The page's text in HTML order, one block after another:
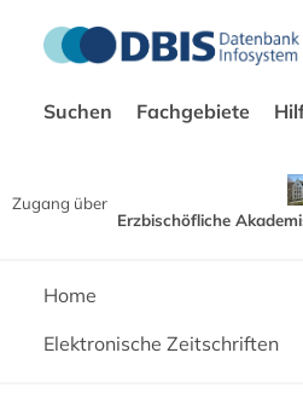
Suchen Fachgebiete
Zugang über
Erzbischöfliche
Home
Elektronische Zeitschriften